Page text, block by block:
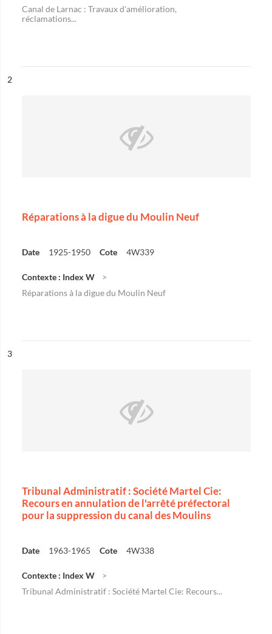
Canal de Larnac : Travaux d'amélioration,
réclamations...
n°
2
Réparations à la digue du Moulin Neuf
Date 1925-1950 Cote 4W339
Contexte : Index W
Réparations à la digue du Moulin Neuf
n°
3
Tribunal Administratif : Société Martel Cie:
Recours en annulation de l'arrêté préfectoral
pour la suppression du canal des Moulins
Date 1963-1965 Cote 4W338
Contexte : Index W
Tribunal Administratif : Société Martel Cie: Recours...